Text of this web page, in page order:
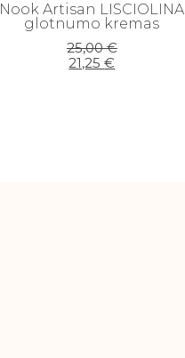
Nook Artisan LISCIOLINA
glotnumo kremas
25,00€
Original
price
21,25€
Current
price